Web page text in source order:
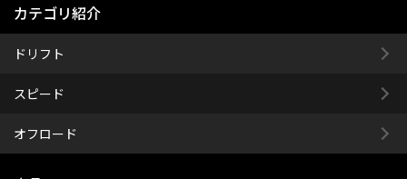
カテゴリ紹介
ドリフト
スピード
オフロード